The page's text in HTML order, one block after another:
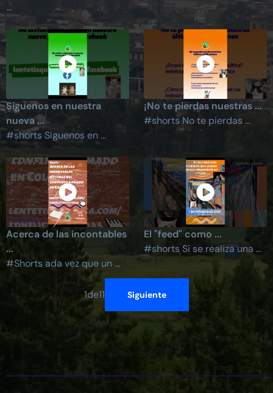
...
Siguenos en nuestra
nueva ...
#shorts Síguenos en ...
¡No te pierdas nuestras ...
#shorts No te pierdas ...
Acerca de las incontables
...
#Shorts ada vez que un ...
El "feed" como ...
#shorts Si se realiza una ...
1de11 Siguiente